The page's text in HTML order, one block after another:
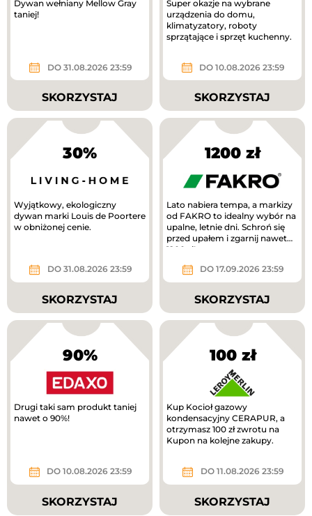
Dywan wełniany Mellow Gray
taniej!
DO 31.08.2026 23:59
SKORZYSTAJ
Super okazje na wybrane
urządzenia do domu,
klimatyzatory, roboty
sprzątające i sprzęt kuchenny.
DO 10.08.2026 23:59
SKORZYSTAJ
30%
Wyjątkowy, ekologiczny
dywan marki Louis de Poortere
w obniżonej cenie.
DO 31.08.2026 23:59
SKORZYSTAJ
1200 zł
Lato nabiera tempa, a markizy
od FAKRO to idealny wybór na
upalne, letnie dni. Schroń się
przed upałem i zgarnij nawet
1200 zł!
DO 17.09.2026 23:59
SKORZYSTAJ
90%
Drugi taki sam produkt taniej
nawet o 90%!
DO 10.08.2026 23:59
SKORZYSTAJ
100 zł
Kup Kocioł gazowy
kondensacyjny CERAPUR, a
otrzymasz 100 zł zwrotu na
Kupon na kolejne zakupy.
DO 11.08.2026 23:59
SKORZYSTAJ